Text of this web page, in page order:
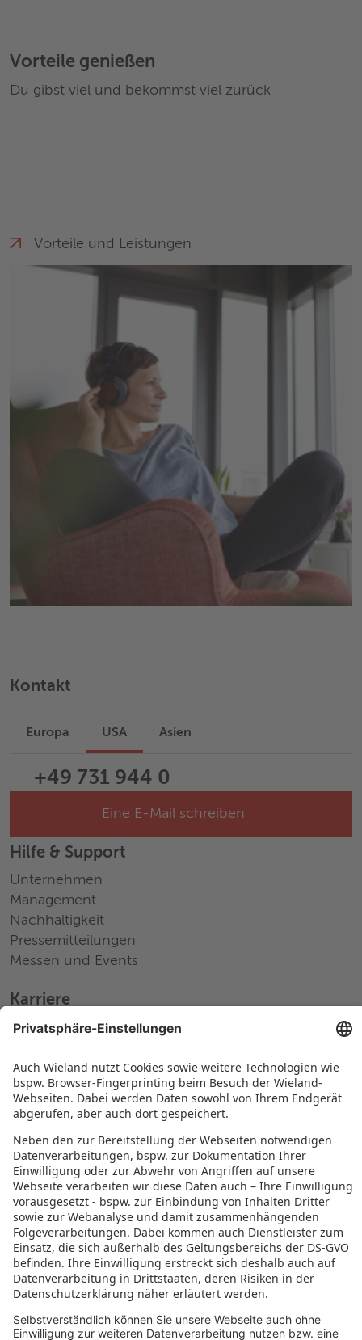
Vorteile genießen
Du gibst viel und bekommst viel zurück
Vorteile und Leistungen
Kontakt
Europa USA Asien
+49 731 944 0
Eine E-Mail schreiben
Hilfe & Support
Unternehmen
Management
Nachhaltigkeit
Pressemitteilungen
Messen und Events
Karriere
Arbeiten bei Wieland
Jobs Nordamerika
Jobs Asien
RECHTLICHES
Datenschutz
Impressum
Governance
Nutzungsbedingungen